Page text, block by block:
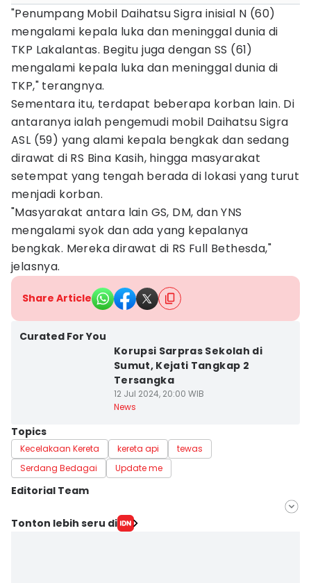
"Penumpang Mobil Daihatsu Sigra inisial N (60)
mengalami kepala luka dan meninggal dunia di
TKP Lakalantas. Begitu juga dengan SS (61)
mengalami kepala luka dan meninggal dunia di
TKP," terangnya.
Sementara itu, terdapat beberapa korban lain. Di
antaranya ialah pengemudi mobil Daihatsu Sigra
ASL (59) yang alami kepala bengkak dan sedang
dirawat di RS Bina Kasih, hingga masyarakat
setempat yang tengah berada di lokasi yang turut
menjadi korban.
"Masyarakat antara lain GS, DM, dan YNS
mengalami syok dan ada yang kepalanya
bengkak. Mereka dirawat di RS Full Bethesda,"
jelasnya.
Share Article
Curated For You
Korupsi Sarpras Sekolah di
Sumut, Kejati Tangkap 2
Tersangka
12 Jul 2024, 20:00 WIB
News
Topics
Kecelakaan Kereta kereta api
tewas
Serdang Bedagai
Update me
Editorial Team
Editor
Tonton lebih seru di